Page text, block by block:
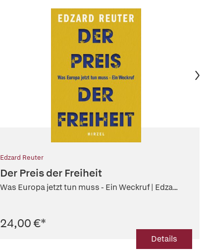
Edzard Reuter
Der Preis der Freiheit
Was Europa jetzt tun muss - Ein Weckruf | Edza...
24,00 €*
Details